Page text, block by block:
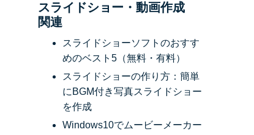
スライドショー・動画作成
関連
スライドショーソフトのおすす
めのベスト5（無料・有料）
スライドショーの作り方：簡単
にBGM付き写真スライドショー
を作成
Windows10でムービーメーカー